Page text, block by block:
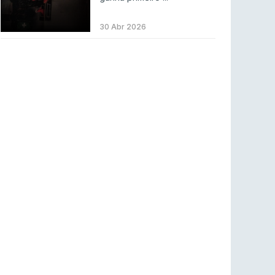
COUNTER-STRIKE
Setembro recheado de LANs em Portugal
30 Abr 2026